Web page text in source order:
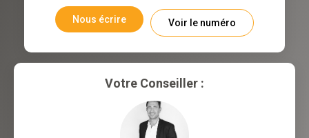
Nous écrire Voir le numéro
Votre Conseiller :